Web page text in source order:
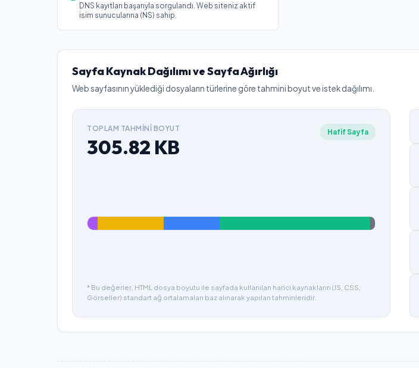
DNS kayıtları başarıyla sorgulandı. Web siteniz aktif
isim sunucularına (NS) sahip.
Sayfa Kaynak Dağılımı ve Sayfa Ağırlığı
Web sayfasının yüklediği dosyaların türlerine göre tahmini boyut ve istek dağılımı.
TOPLAM TAHMINI BOYUT
305.82 KB
Hafif Sayfa
* Bu değerler, HTML dosya boyutu ile sayfada kullanılan harici kaynakların (JS, CSS,
Görseller) standart ağ ortalamaları baz alınarak yapılan tahminleridir.